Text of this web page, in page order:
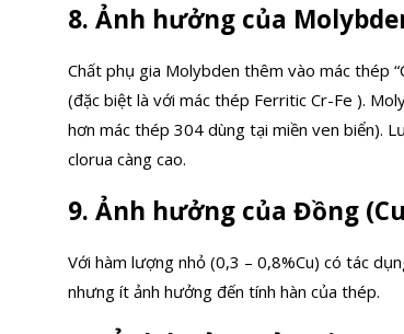
8. Ảnh hưởng của
Chất phụ gia Molybden thêm vào mác thép
(đặc biệt là với mác thép Ferritic Cr-Fe ).
hơn mác thép 304 dùng tại miền ven biển).
clorua càng cao.
9. Ảnh hưởng của Đồng
Với hàm lượng nhỏ (0,3 – 0,8%Cu) có tác
nhưng ít ảnh hưởng đến tính hàn của thép.